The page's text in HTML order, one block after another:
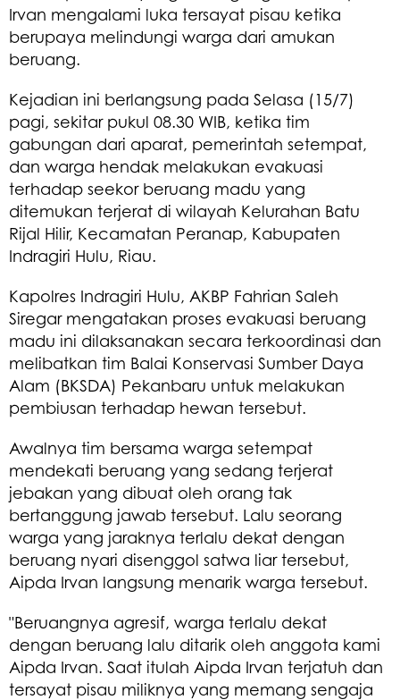
Irvan mengalami luka tersayat pisau ketika
berupaya melindungi warga dari amukan
beruang.
Kejadian ini berlangsung pada Selasa (15/7)
pagi, sekitar pukul 08.30 WIB, ketika tim
gabungan dari aparat, pemerintah setempat,
dan warga hendak melakukan evakuasi
terhadap seekor beruang madu yang
ditemukan terjerat di wilayah Kelurahan Batu
Rijal Hilir, Kecamatan Peranap, Kabupaten
Indragiri Hulu, Riau.
Kapolres Indragiri Hulu, AKBP Fahrian Saleh
Siregar mengatakan proses evakuasi beruang
madu ini dilaksanakan secara terkoordinasi dan
melibatkan tim Balai Konservasi Sumber Daya
Alam (BKSDA) Pekanbaru untuk melakukan
pembiusan terhadap hewan tersebut.
Awalnya tim bersama warga setempat
mendekati beruang yang sedang terjerat
jebakan yang dibuat oleh orang tak
bertanggung jawab tersebut. Lalu seorang
warga yang jaraknya terlalu dekat dengan
beruang nyari disenggol satwa liar tersebut,
Aipda Irvan langsung menarik warga tersebut.
"Beruangnya agresif, warga terlalu dekat
dengan beruang lalu ditarik oleh anggota kami
Aipda Irvan. Saat itulah Aipda Irvan terjatuh dan
tersayat pisau miliknya yang memang sengaja